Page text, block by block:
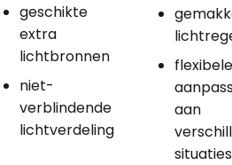
geschikte
extra
lichtbronnen
niet-
verblindende
lichtverdeling
aan
situaties